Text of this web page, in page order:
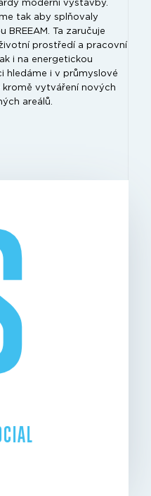
moderní výstavby.
tak aby splňovaly
Ta zaručuje
prostředí a pracovní
i na energetickou
hledáme i v průmyslové
kromě vytváření nových
areálů.